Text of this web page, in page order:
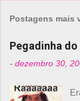
n
t
r
Postagens mais
Pegadinha
- dezembro 30,